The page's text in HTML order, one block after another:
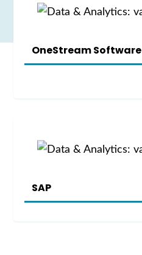
OneStream Software
SAP